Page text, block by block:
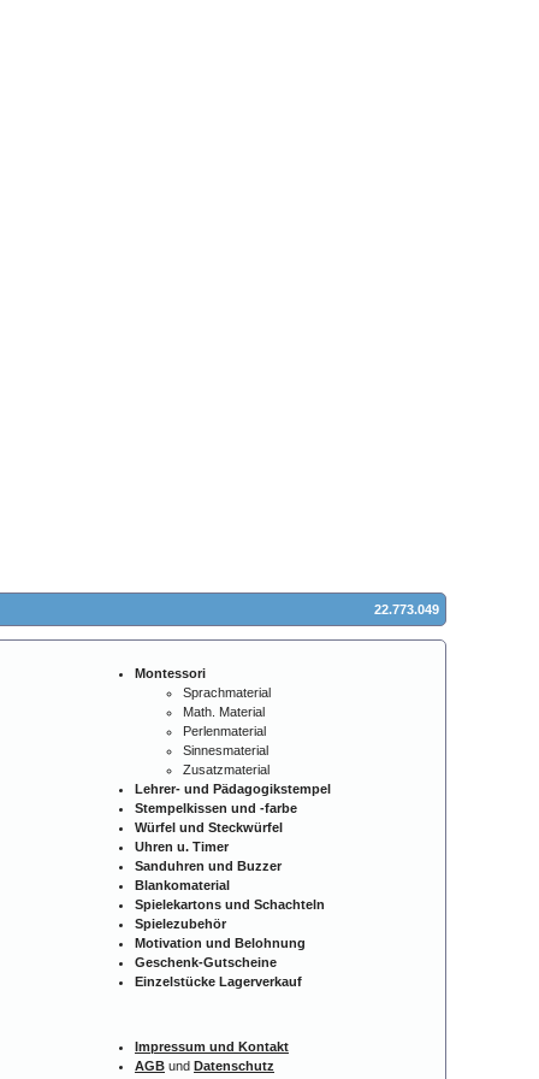
22.773.049
Montessori
Sprachmaterial
Math. Material
Perlenmaterial
Sinnesmaterial
Zusatzmaterial
Lehrer- und Pädagogikstempel
Stempelkissen und -farbe
Würfel und Steckwürfel
Uhren u. Timer
Sanduhren und Buzzer
Blankomaterial
Spielekartons und Schachteln
Spielezubehör
Motivation und Belohnung
Geschenk-Gutscheine
Einzelstücke Lagerverkauf
Impressum und Kontakt
AGB und Datenschutz